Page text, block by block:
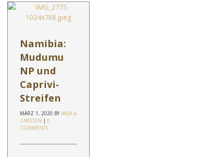
Namibia:
Mudumu
NP und
Caprivi-
Streifen
MÄRZ 1, 2020 BY ANJA &
CARSTEN | 0
COMMENTS